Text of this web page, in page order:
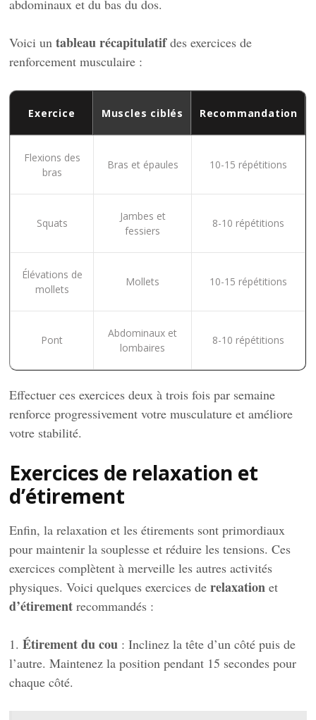
abdominaux et du bas du dos.
Voici untableau récapitulatifdes exercices de
renforcement musculaire :
Exercice Muscles ciblés Recommandation
Flexions des
bras
Bras et épaules 10-15 répétitions
Squats
Jambes et
fessiers
8-10 répétitions
Élévations de
mollets
Mollets 10-15 répétitions
Pont
Abdominaux et
lombaires
8-10 répétitions
Effectuer ces exercices deux à trois fois par semaine
renforce progressivement votre musculature et améliore
votre stabilité.
Exercices de relaxation et
d’étirement
Enfin, la relaxation et les étirements sont primordiaux
pour maintenir la souplesse et réduire les tensions. Ces
exercices complètent à merveille les autres activités
physiques. Voici quelques exercices derelaxation et
d’étirement recommandés :
1.Étirement du cou : Inclinez la tête d’un côté puis de
l’autre. Maintenez la position pendant 15 secondes pour
chaque côté.